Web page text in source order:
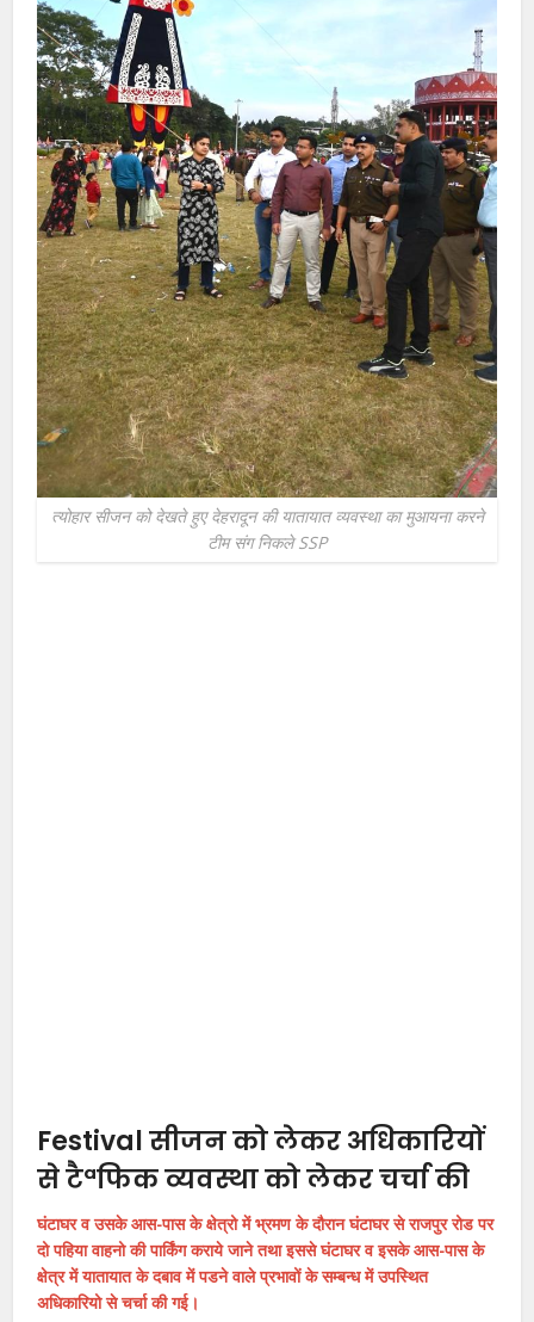
त्योहार सीजन को देखते हुए देहरादून की यातायात व्यवस्था का मुआयना करने
टीम संग निकले SSP
Festival सीजन को लेकर अधिकारियों
से टैªफिक व्यवस्था को लेकर चर्चा की
घंटाघर व उसके आस-पास के क्षेत्रो में भ्रमण के दौरान घंटाघर से राजपुर रोड पर
दो पहिया वाहनो की पार्किंग कराये जाने तथा इससे घंटाघर व इसके आस-पास के
क्षेत्र में यातायात के दबाव में पडने वाले प्रभावों के सम्बन्ध में उपस्थित
अधिकारियो से चर्चा की गई।